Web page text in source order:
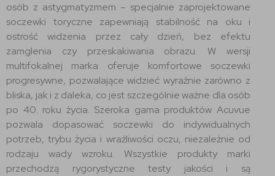
osób z astygmatyzmem – specjalnie zaprojektowane
soczewki toryczne zapewniają stabilność na oku i
ostrość widzenia przez cały dzień, bez efektu
zamglenia czy przeskakiwania obrazu. W wersji
multifokalnej marka oferuje komfortowe soczewki
progresywne, pozwalające widzieć wyraźnie zarówno z
bliska, jak i z daleka, co jest szczególnie ważne dla osób
po 40. roku życia. Szeroka gama produktów Acuvue
pozwala dopasować soczewki do indywidualnych
potrzeb, trybu życia i wrażliwości oczu, niezależnie od
rodzaju wady wzroku. Wszystkie produkty marki
przechodzą rygorystyczne testy jakości i są